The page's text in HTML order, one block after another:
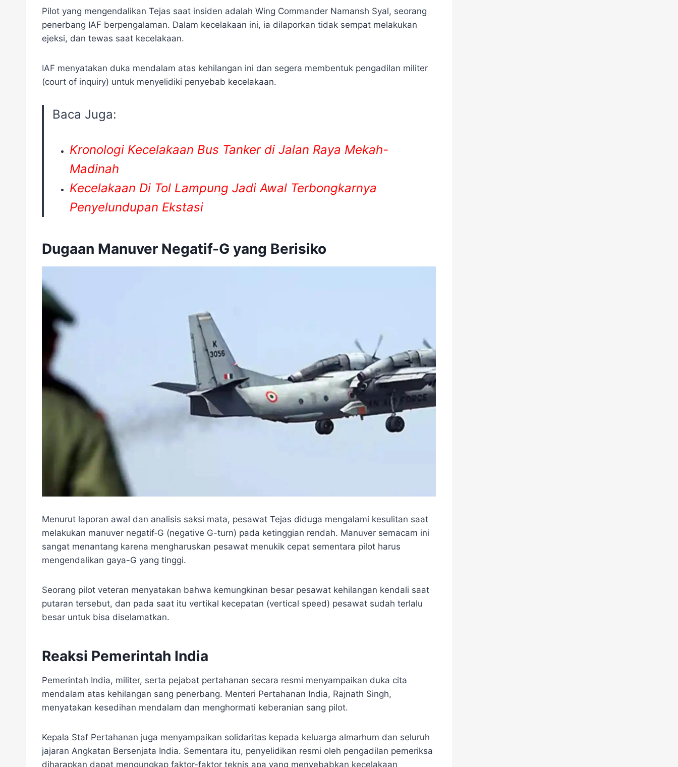
Pilot yang mengendalikan Tejas saat insiden adalah Wing Commander Namansh Syal, seorang
penerbang IAF berpengalaman. Dalam kecelakaan ini, ia dilaporkan tidak sempat melakukan
ejeksi, dan tewas saat kecelakaan.
IAF menyatakan duka mendalam atas kehilangan ini dan segera membentuk pengadilan militer
(court of inquiry) untuk menyelidiki penyebab kecelakaan.
Baca Juga:
Kronologi Kecelakaan Bus Tanker di Jalan Raya Mekah-
Madinah
Kecelakaan Di Tol Lampung Jadi Awal Terbongkarnya
Penyelundupan Ekstasi
Dugaan Manuver Negatif-G yang Berisiko
Menurut laporan awal dan analisis saksi mata, pesawat Tejas diduga mengalami kesulitan saat
melakukan manuver negatif‑G (negative G-turn) pada ketinggian rendah. Manuver semacam ini
sangat menantang karena mengharuskan pesawat menukik cepat sementara pilot harus
mengendalikan gaya-G yang tinggi.
Seorang pilot veteran menyatakan bahwa kemungkinan besar pesawat kehilangan kendali saat
putaran tersebut, dan pada saat itu vertikal kecepatan (vertical speed) pesawat sudah terlalu
besar untuk bisa diselamatkan.
Reaksi Pemerintah India
Pemerintah India, militer, serta pejabat pertahanan secara resmi menyampaikan duka cita
mendalam atas kehilangan sang penerbang. Menteri Pertahanan India, Rajnath Singh,
menyatakan kesedihan mendalam dan menghormati keberanian sang pilot.
Kepala Staf Pertahanan juga menyampaikan solidaritas kepada keluarga almarhum dan seluruh
jajaran Angkatan Bersenjata India. Sementara itu, penyelidikan resmi oleh pengadilan pemeriksa
diharapkan dapat mengungkap faktor-faktor teknis apa yang menyebabkan kecelakaan